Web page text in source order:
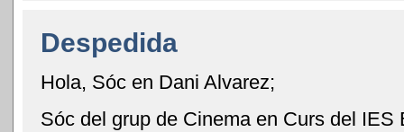
Despedida
Hola, Sóc en Dani Alvarez;
Sóc del grup de Cinema en Curs del IES